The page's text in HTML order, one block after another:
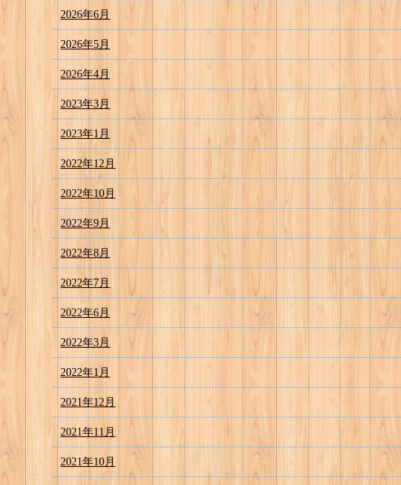
2026年6月
2026年5月
2026年4月
2023年3月
2023年1月
2022年12月
2022年10月
2022年9月
2022年8月
2022年7月
2022年6月
2022年3月
2022年1月
2021年12月
2021年11月
2021年10月